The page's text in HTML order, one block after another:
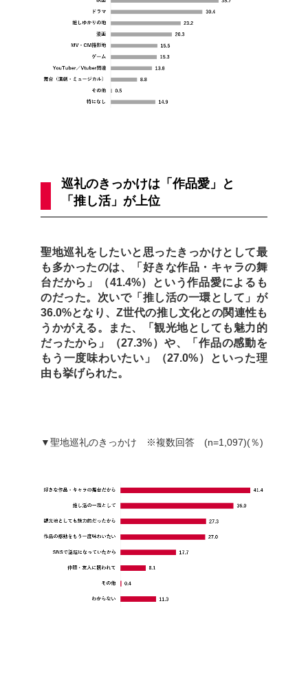
巡礼のきっかけは「作品愛」と
「推し活」が上位
聖地巡礼をしたいと思ったきっかけとして最
も多かったのは、「好きな作品・キャラの舞
台だから」（41.4%）という作品愛によるも
のだった。次いで「推し活の一環として」が
36.0%となり、Z世代の推し文化との関連性も
うかがえる。また、「観光地としても魅力的
だったから」（27.3%）や、「作品の感動を
もう一度味わいたい」（27.0%）といった理
由も挙げられた。
▼聖地巡礼のきっかけ ※複数回答 (n=1,097)(％)